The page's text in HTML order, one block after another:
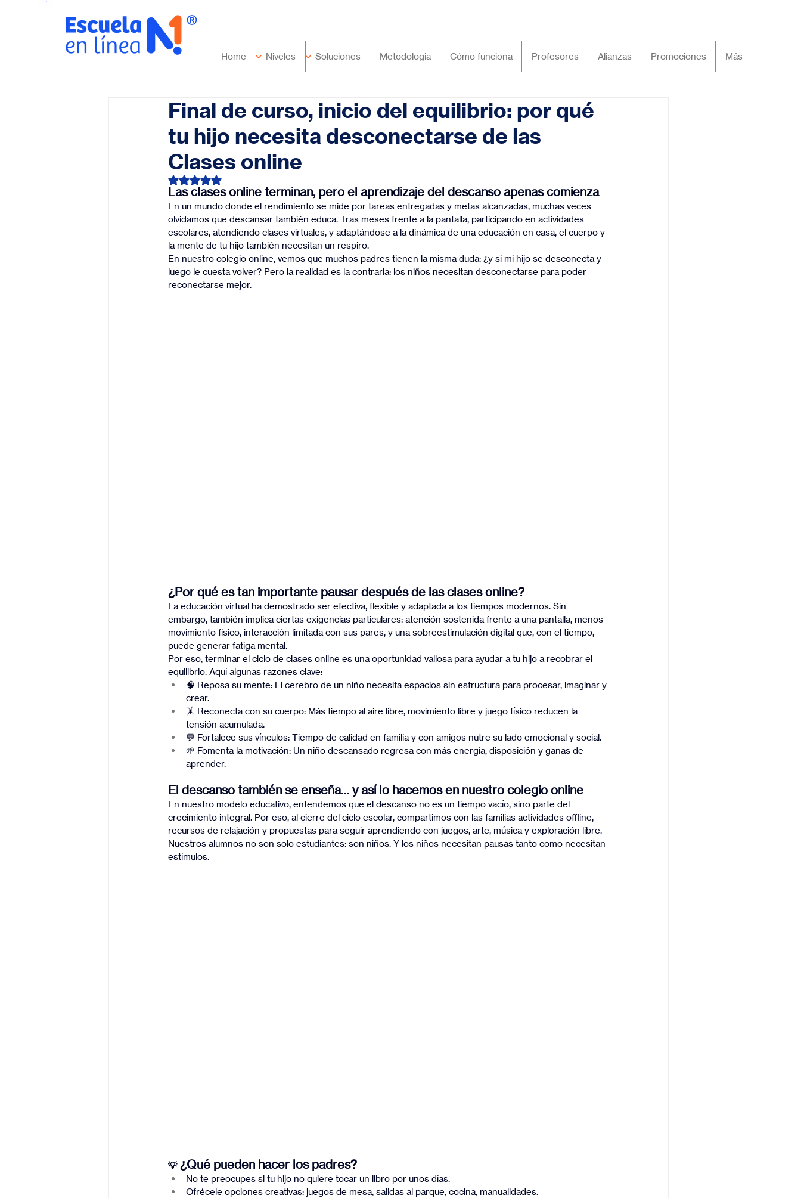
Home Niveles Soluciones Metodologia Cómo funciona Profesores Alianzas Promociones Más
Final de curso, inicio del equilibrio: por qué
tu hijo necesita desconectarse de las
Clases online
Obtuvo NaN de 5 estrellas.
Las clases online terminan, pero el aprendizaje del descanso apenas comienza
En un mundo donde el rendimiento se mide por tareas entregadas y metas alcanzadas, muchas veces
olvidamos que descansar también educa. Tras meses frente a la pantalla, participando en actividades
escolares, atendiendo clases virtuales, y adaptándose a la dinámica de una educación en casa, el cuerpo y
la mente de tu hijo también necesitan un respiro.
En nuestro colegio online, vemos que muchos padres tienen la misma duda: ¿y si mi hijo se desconecta y
luego le cuesta volver? Pero la realidad es la contraria: los niños necesitan desconectarse para poder
reconectarse mejor.
¿Por qué es tan importante pausar después de las clases online?
La educación virtual ha demostrado ser efectiva, flexible y adaptada a los tiempos modernos. Sin
embargo, también implica ciertas exigencias particulares: atención sostenida frente a una pantalla, menos
movimiento físico, interacción limitada con sus pares, y una sobreestimulación digital que, con el tiempo,
puede generar fatiga mental.
Por eso, terminar el ciclo de clases online es una oportunidad valiosa para ayudar a tu hijo a recobrar el
equilibrio. Aquí algunas razones clave:
🧠 Reposa su mente: El cerebro de un niño necesita espacios sin estructura para procesar, imaginar y
crear.
🤸 Reconecta con su cuerpo: Más tiempo al aire libre, movimiento libre y juego físico reducen la
tensión acumulada.
💬 Fortalece sus vínculos: Tiempo de calidad en familia y con amigos nutre su lado emocional y social.
🌱 Fomenta la motivación: Un niño descansado regresa con más energía, disposición y ganas de
aprender.
El descanso también se enseña… y así lo hacemos en nuestro colegio online
En nuestro modelo educativo, entendemos que el descanso no es un tiempo vacío, sino parte del
crecimiento integral. Por eso, al cierre del ciclo escolar, compartimos con las familias actividades offline,
recursos de relajación y propuestas para seguir aprendiendo con juegos, arte, música y exploración libre.
Nuestros alumnos no son solo estudiantes: son niños. Y los niños necesitan pausas tanto como necesitan
estímulos.
💡 ¿Qué pueden hacer los padres?
No te preocupes si tu hijo no quiere tocar un libro por unos días.
Ofrécele opciones creativas: juegos de mesa, salidas al parque, cocina, manualidades.